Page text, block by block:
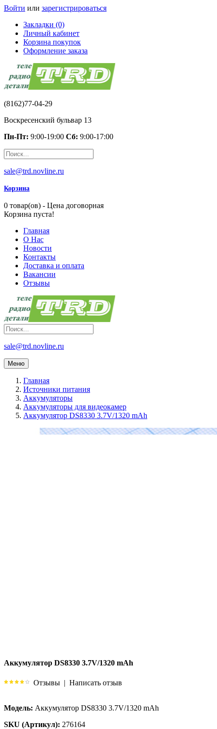
Войти или зарегистрироваться
Закладки (0)
Личный кабинет
Корзина покупок
Оформление заказа
(8162)77-04-29
Воскресенский бульвар 13
Пн-Пт: 9:00-19:00 Сб: 9:00-17:00
sale@trd.novline.ru
Корзина
0 товар(ов) - Цена договорная
Корзина пуста!
Главная
О Нас
Новости
Контакты
Доставка и оплата
Вакансии
Отзывы
sale@trd.novline.ru
Меню
Главная
Источники питания
Аккумуляторы
Аккумуляторы для видеокамер
Аккумулятор DS8330 3.7V/1320 mAh
Аккумулятор DS8330 3.7V/1320 mAh
Отзывы | Написать отзыв
Модель: Аккумулятор DS8330 3.7V/1320 mAh
SKU (Артикул): 276164